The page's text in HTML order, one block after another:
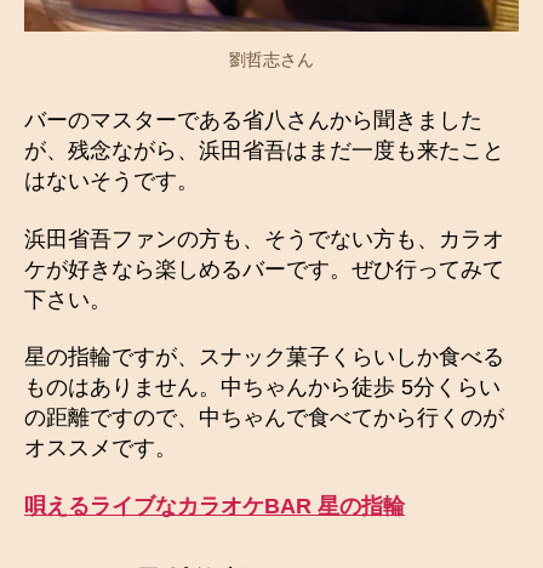
劉哲志さん
バーのマスターである省八さんから聞きました
が、残念ながら、浜田省吾はまだ一度も来たこと
はないそうです。
浜田省吾ファンの方も、そうでない方も、カラオ
ケが好きなら楽しめるバーです。ぜひ行ってみて
下さい。
星の指輪ですが、スナック菓子くらいしか食べる
ものはありません。中ちゃんから徒歩 5分くらい
の距離ですので、中ちゃんで食べてから行くのが
オススメです。
唄えるライブなカラオケBAR 星の指輪